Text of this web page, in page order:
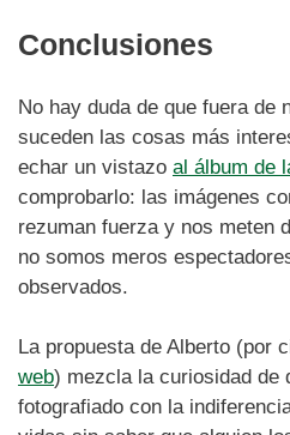
Conclusiones
No hay duda de que fuera de
suceden las cosas más
echar un vistazo al álbum de
comprobarlo: las imágenes
rezuman fuerza y nos meten
no somos meros
observados.
La propuesta de Alberto (por
web) mezcla la curiosidad de
fotografiado con la